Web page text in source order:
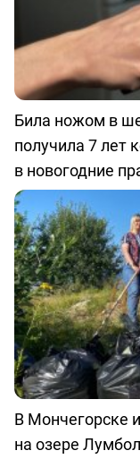
Била ножом в
получила 7 лет
в новогодние
В Мончегорске
на озере